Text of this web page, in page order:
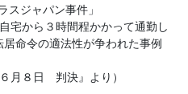
ジャパン事件」
宅から３時間程かかって通勤し
命令の適法性が争われた事例
月８日 判決』より）